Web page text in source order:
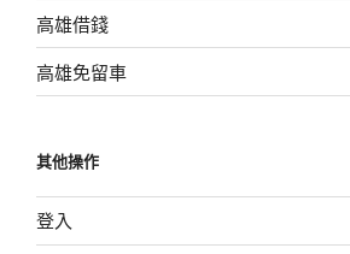
高雄借錢
高雄免留車
其他操作
登入